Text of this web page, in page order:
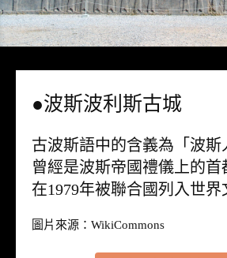
●波斯波利斯古城
古波斯語中的含義為「波斯
曾經是波斯帝國禮儀上的
在1979年被聯合國列入世界
圖片來源： WikiCommons